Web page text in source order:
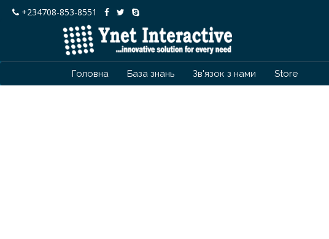
+234708-853-8551
Головна База знань Зв'язок з нами Store